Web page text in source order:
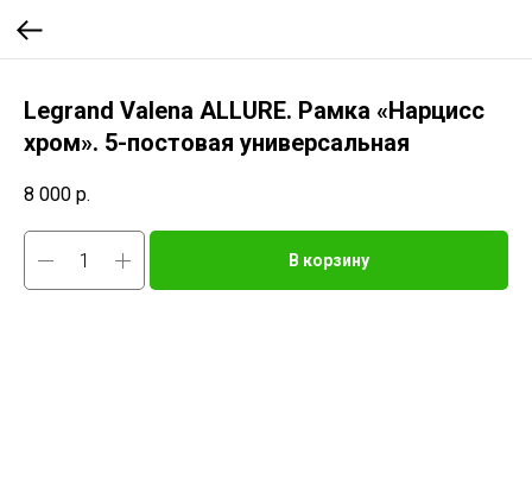
Legrand Valena ALLURE. Рамка «Нарцисс
хром». 5-постовая универсальная
8 000 р.
В корзину